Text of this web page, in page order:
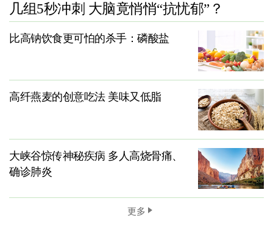
几组5秒冲刺 大脑竟悄悄“抗忧郁”？
比高钠饮食更可怕的杀手：磷酸盐
高纤燕麦的创意吃法 美味又低脂
大峡谷惊传神秘疾病 多人高烧骨痛、
确诊肺炎
更多